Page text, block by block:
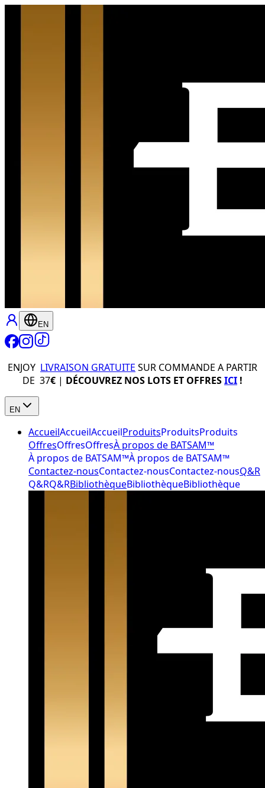
EN
ENJOY LIVRAISON GRATUITE SUR COMMANDE A PARTIR
DE 37€ | DÉCOUVREZ NOS LOTS ET OFFRESICI !
EN
AccueilAccueilAccueilProduitsProduitsProduits
OffresOffresOffresÀ propos de BATSAM™
À propos de BATSAM™À propos de BATSAM™
Contactez-nousContactez-nousContactez-nousQ&R
Q&RQ&RBibliothèqueBibliothèqueBibliothèque